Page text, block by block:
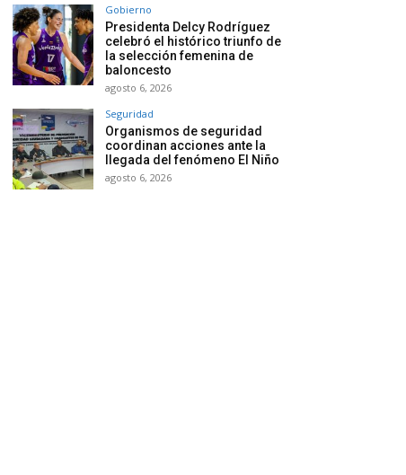
Gobierno
Presidenta Delcy Rodríguez
celebró el histórico triunfo de
la selección femenina de
baloncesto
agosto 6, 2026
Seguridad
Organismos de seguridad
coordinan acciones ante la
llegada del fenómeno El Niño
agosto 6, 2026